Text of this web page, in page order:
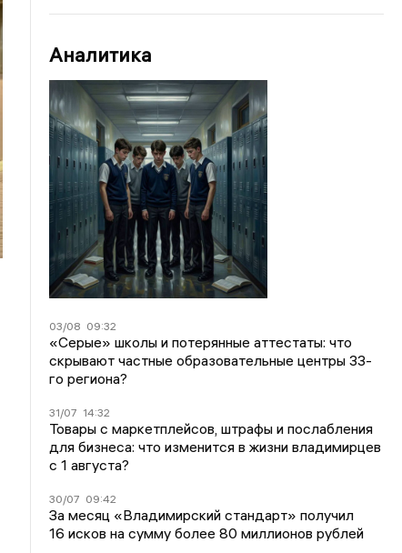
Аналитика
03/08 09:32
«Серые» школы и потерянные аттестаты: что
скрывают частные образовательные центры 33-
го региона?
31/07 14:32
Товары с маркетплейсов, штрафы и послабления
для бизнеса: что изменится в жизни владимирцев
с 1 августа?
30/07 09:42
За месяц «Владимирский стандарт» получил
16 исков на сумму более 80 миллионов рублей